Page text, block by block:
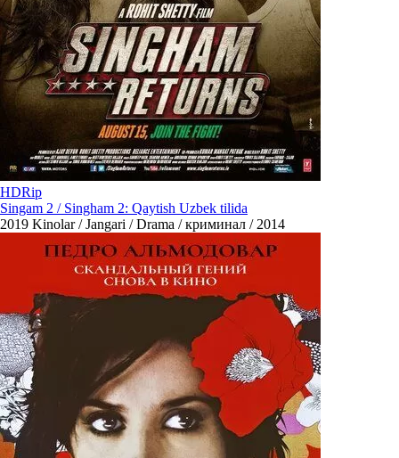
HDRip
Singam 2 / Singham 2: Qaytish Uzbek tilida
2019 Kinolar / Jangari / Drama / криминал / 2014